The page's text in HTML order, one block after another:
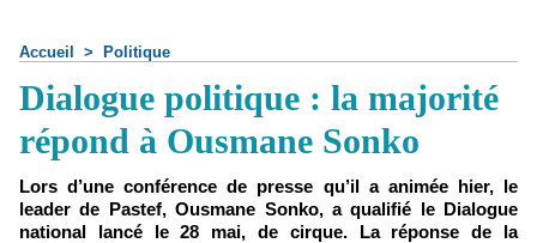
Accueil > Politique
Dialogue politique : la majorité
répond à Ousmane Sonko
Lors d’une conférence de presse qu’il a animée hier, le
leader de Pastef, Ousmane Sonko, a qualifié le Dialogue
national lancé le 28 mai, de cirque. La réponse de la